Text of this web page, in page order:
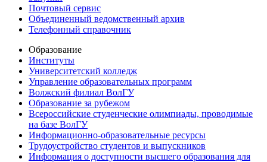
Почтовый сервис
Объединенный ведомственный архив
Телефонный справочник
Образование
Институты
Университетский колледж
Управление образовательных программ
Волжский филиал ВолГУ
Образование за рубежом
Всероссийские студенческие олимпиады, проводимые
на базе ВолГУ
Информационно-образовательные ресурсы
Трудоустройство студентов и выпускников
Информация о доступности высшего образования для